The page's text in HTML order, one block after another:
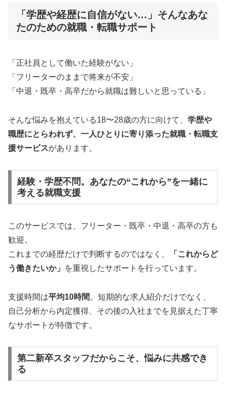
「学歴や経歴に自信がない…」そんなあな
たのための就職・転職サポート
「正社員として働いた経験がない」
「フリーターのままで将来が不安」
「中退・既卒・高卒だから就職は難しいと思っている」
そんな悩みを抱えている18〜28歳の方に向けて、 学歴や
職歴にとらわれず、一人ひとりに寄り添った就職・転職支
援サービスがあります。
経験・学歴不問。あなたの“これから”を一緒に
考える就職支援
このサービスでは、フリーター・既卒・中退・高卒の方も
歓迎。
これまでの経歴だけで判断するのではなく、
「これからど
う働きたいか」
を重視したサポートを行っています。
支援時間は平均10時間 。短期的な求人紹介だけでなく、
自己分析から内定獲得、その後の入社までを見据えた丁寧
なサポートが特徴です。
第二新卒スタッフだからこそ、悩みに共感でき
る